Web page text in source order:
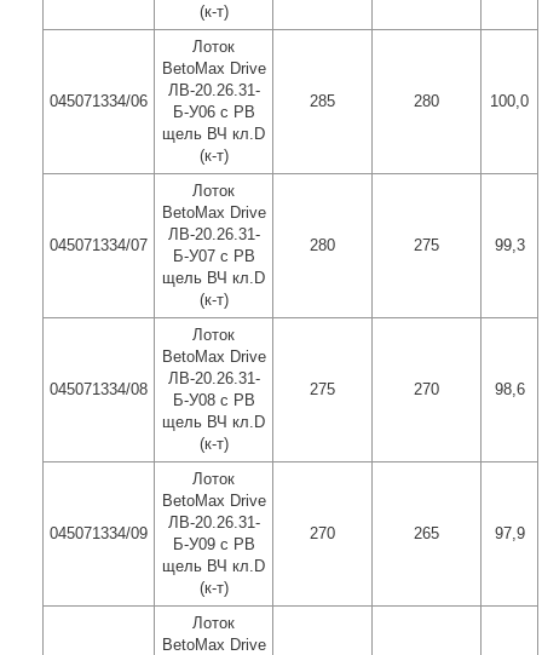
(к-т)
045071334/06
Лоток
BetoMax Drive
ЛВ-20.26.31-
Б-У06 с РВ
щель ВЧ кл.D
(к-т)
285 280 100,0
045071334/07
Лоток
BetoMax Drive
ЛВ-20.26.31-
Б-У07 с РВ
щель ВЧ кл.D
(к-т)
280 275 99,3
045071334/08
Лоток
BetoMax Drive
ЛВ-20.26.31-
Б-У08 с РВ
щель ВЧ кл.D
(к-т)
275 270 98,6
045071334/09
Лоток
BetoMax Drive
ЛВ-20.26.31-
Б-У09 с РВ
щель ВЧ кл.D
(к-т)
270 265 97,9
Лоток
BetoMax Drive